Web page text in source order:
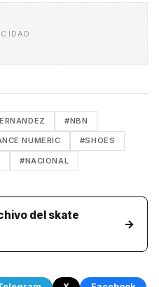
#NBN
NUMERIC #SHOES
#NACIONAL
del skate
→